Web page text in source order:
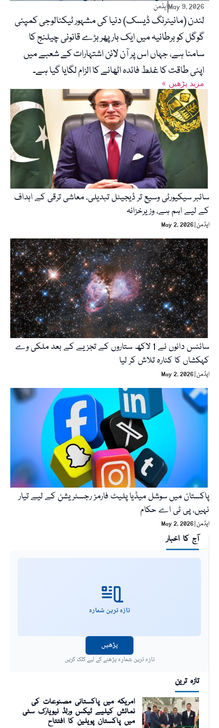
ایڈمنMay 9, 2026
لندن (مانیٹرنگ ڈیسک) دنیا کی مشہور ٹیکنالوجی کمپنی
گوگل کو برطانیہ میں ایک بار پھر بڑے قانونی چیلنج کا
سامنا ہے، جہاں اس پر آن لائن اشتہارات کے شعبے میں
اپنی طاقت کا غلط فائدہ اٹھانے کا الزام لگایا گیا ہے۔
« مزید پڑھیں
سائبر سیکیورٹی وسیع تر ڈیجیٹل تبدیلی، معاشی ترقی کے اہداف
کے لیے اہم ہے، وزیرخزانہ
ایڈمن May 2, 2026
سائنس دانوں نے 1 لاکھ ستاروں کے تجزیے کے بعد ملکی وے
کہکشاں کا کنارہ تلاش کر لیا
ایڈمن May 2, 2026
پاکستان میں سوشل میڈیا پلیٹ فارمز رجسٹریشن کے لیے تیار
نہیں، پی ٹی اے حکام
ایڈمن May 2, 2026
آج کا اخبار
تازہ ترین شمارہ
پڑھیں
تازہ ترین شمارہ پڑھنے کے لیے کلک کریں
تازہ ترین
امریکہ میں پاکستانی مصنوعات کی
نمائش کیلیے ٹیکس ورلڈ نیویارک سٹی
میں پاکستان پویلین کا افتتاح